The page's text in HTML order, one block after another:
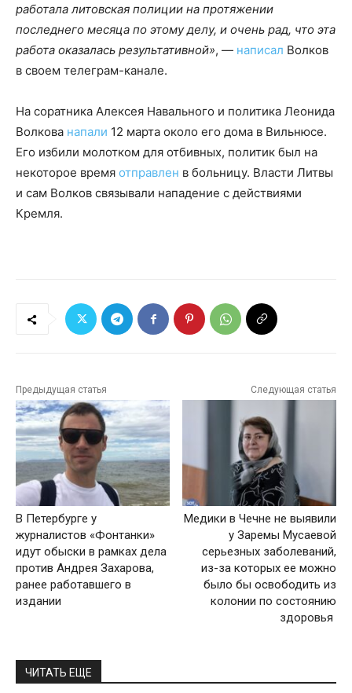
работала литовская полиции на протяжении
последнего месяца по этому делу, и очень рад, что эта
работа оказалась результативной», — написал Волков
в своем телеграм-канале.
На соратника Алексея Навального и политика Леонида
Волкова напали 12 марта около его дома в Вильнюсе.
Его избили молотком для отбивных, политик был на
некоторое время отправлен в больницу. Власти Литвы
и сам Волков связывали нападение с действиями
Кремля.
Предыдущая статья
В Петербурге у
журналистов «Фонтанки»
идут обыски в рамках дела
против Андрея Захарова,
ранее работавшего в
издании
Следующая статья
Медики в Чечне не выявили
у Заремы Мусаевой
серьезных заболеваний,
из-за которых ее можно
было бы освободить из
колонии по состоянию
здоровья
ЧИТАТЬ ЕЩЕ